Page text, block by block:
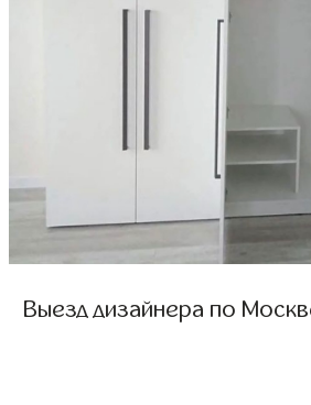
Выезд дизайнера по